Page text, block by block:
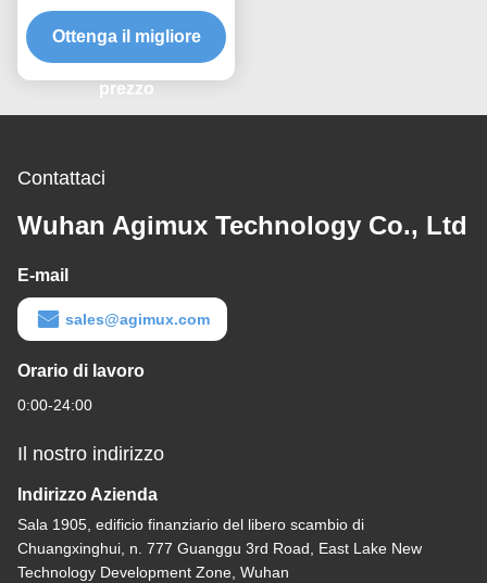
1310nm 2Km
Ottenga il migliore
prezzo
Contattaci
Wuhan Agimux Technology Co., Ltd
E-mail
sales@agimux.com
Orario di lavoro
0:00-24:00
Il nostro indirizzo
Indirizzo Azienda
Sala 1905, edificio finanziario del libero scambio di
Chuangxinghui, n. 777 Guanggu 3rd Road, East Lake New
Technology Development Zone, Wuhan